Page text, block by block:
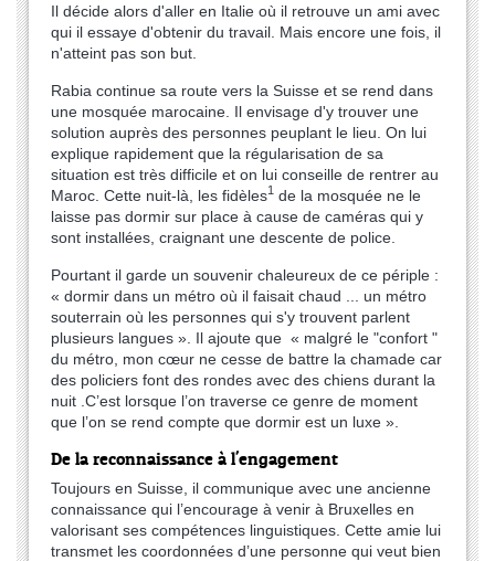
Il décide alors d'aller en Italie où il retrouve un ami avec
qui il essaye d'obtenir du travail. Mais encore une fois, il
n'atteint pas son but.
Rabia continue sa route vers la Suisse et se rend dans
une mosquée marocaine. Il envisage d'y trouver une
solution auprès des personnes peuplant le lieu. On lui
explique rapidement que la régularisation de sa
situation est très difficile et on lui conseille de rentrer au
Maroc. Cette nuit-là, les fidèles1 de la mosquée ne le
laisse pas dormir sur place à cause de caméras qui y
sont installées, craignant une descente de police.
Pourtant il garde un souvenir chaleureux de ce périple :
« dormir dans un métro où il faisait chaud ... un métro
souterrain où les personnes qui s'y trouvent parlent
plusieurs langues ». Il ajoute que « malgré le "confort "
du métro, mon cœur ne cesse de battre la chamade car
des policiers font des rondes avec des chiens durant la
nuit .C’est lorsque l’on traverse ce genre de moment
que l’on se rend compte que dormir est un luxe ».
De la reconnaissance à l'engagement
Toujours en Suisse, il communique avec une ancienne
connaissance qui l’encourage à venir à Bruxelles en
valorisant ses compétences linguistiques. Cette amie lui
transmet les coordonnées d’une personne qui veut bien